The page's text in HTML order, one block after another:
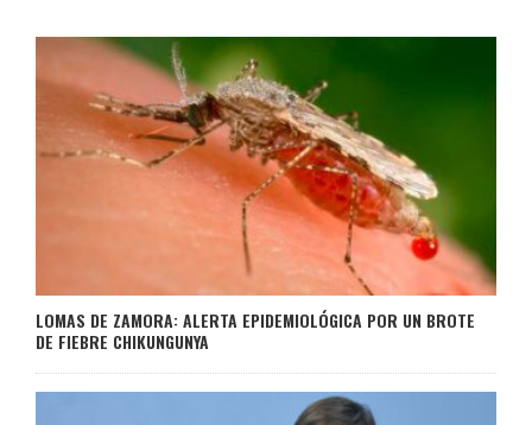
LOMAS DE ZAMORA: ALERTA EPIDEMIOLÓGICA POR UN BROTE
DE FIEBRE CHIKUNGUNYA